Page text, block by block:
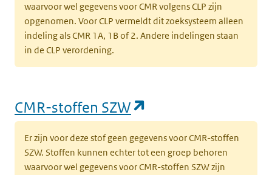
waarvoor wel gegevens voor CMR volgens CLP zijn
opgenomen. Voor CLP vermeldt dit zoeksysteem alleen
indeling als CMR 1A, 1B of 2. Andere indelingen staan
in de CLP verordening.
CMR-stoffen SZW
Er zijn voor deze stof geen gegevens voor CMR-stoffen
SZW. Stoffen kunnen echter tot een groep behoren
waarvoor wel gegevens voor CMR-stoffen SZW zijn